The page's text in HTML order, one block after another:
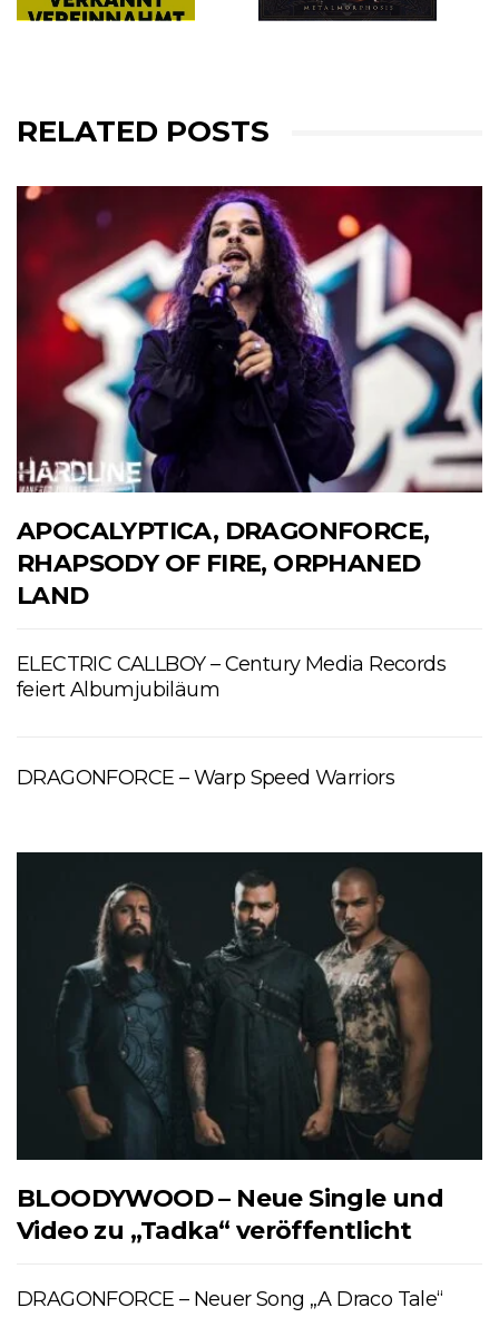
RELATED POSTS
APOCALYPTICA, DRAGONFORCE,
RHAPSODY OF FIRE, ORPHANED
LAND
ELECTRIC CALLBOY – Century Media Records
feiert Albumjubiläum
DRAGONFORCE – Warp Speed Warriors
BLOODYWOOD – Neue Single und
Video zu „Tadka“ veröffentlicht
DRAGONFORCE – Neuer Song „A Draco Tale“